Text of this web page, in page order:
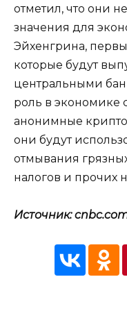
отметил, что они
значения для
Эйхенгрина,
которые будут
центральными
роль в экономике
анонимные
они будут
отмывания
налогов и прочих
Источник: